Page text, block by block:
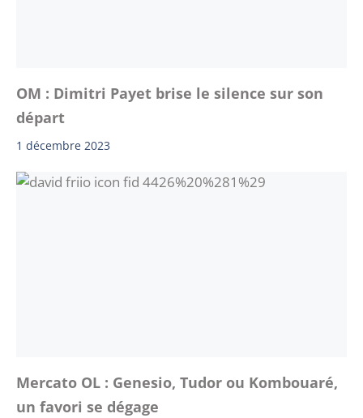
OM : Dimitri Payet brise le silence sur son
départ
1 décembre 2023
Mercato OL : Genesio, Tudor ou Kombouaré,
un favori se dégage